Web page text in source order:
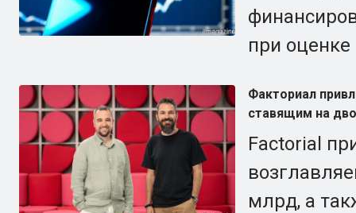
при
Факториал
ставящим на
Factorial
млрд, а